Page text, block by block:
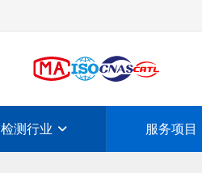
检测行业 服务项目